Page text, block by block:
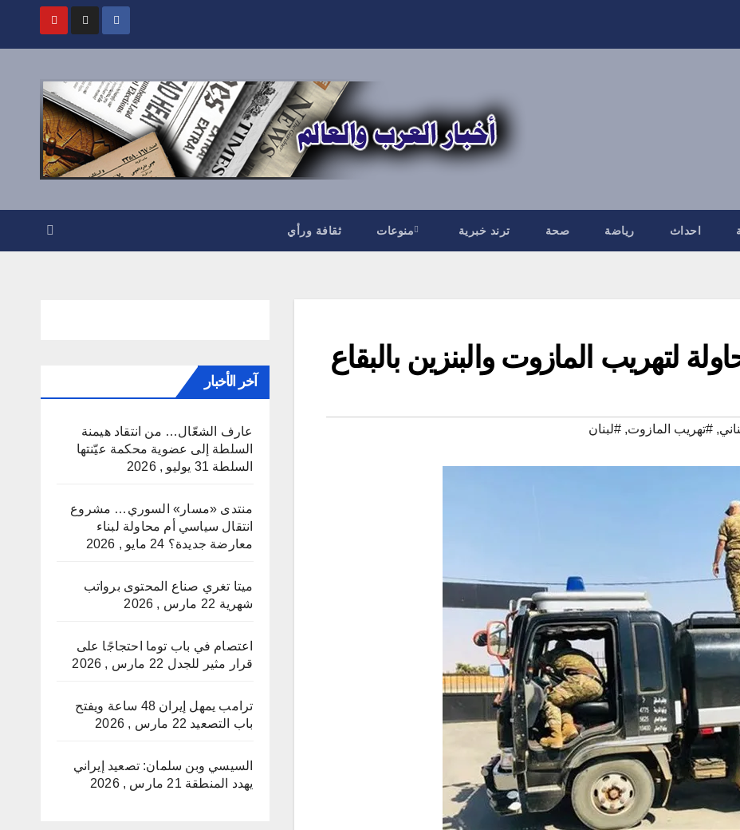
احداث رياضة صحة ترند خبرية منوعات ثقافة ورأي
لتهريب المازوت والبنزين بالبقاع
, #تهريب المازوت, #لبنان
آخر الأخبار
عارف الشعّال… من انتقاد هيمنة
السلطة إلى عضوية محكمة عيّنتها
السلطة 31 يوليو , 2026
منتدى «مسار» السوري… مشروع
انتقال سياسي أم محاولة لبناء
معارضة جديدة؟ 24 مايو , 2026
ميتا تغري صناع المحتوى برواتب
شهرية 22 مارس , 2026
اعتصام في باب توما احتجاجًا على
قرار مثير للجدل 22 مارس , 2026
ترامب يمهل إيران 48 ساعة ويفتح
باب التصعيد 22 مارس , 2026
السيسي وبن سلمان: تصعيد إيراني
يهدد المنطقة 21 مارس , 2026